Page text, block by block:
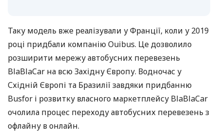
Таку модель вже реалізували у Франції, коли у 2019
році придбали компанію Ouibus. Це дозволило
розширити мережу автобусних перевезень
BlaBlaCar на всю Західну Європу. Водночас у
Східній Європі та Бразилії завдяки придбанню
Busfor і розвитку власного маркетплейсу BlaBlaCar
очолила процес переходу автобусних перевезень з
офлайну в онлайн.